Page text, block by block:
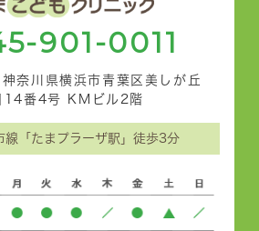
901-0011
奈川県横浜市青葉区美しが丘
14番4号 KMビル2階
線「たまプラーザ駅」徒歩3分